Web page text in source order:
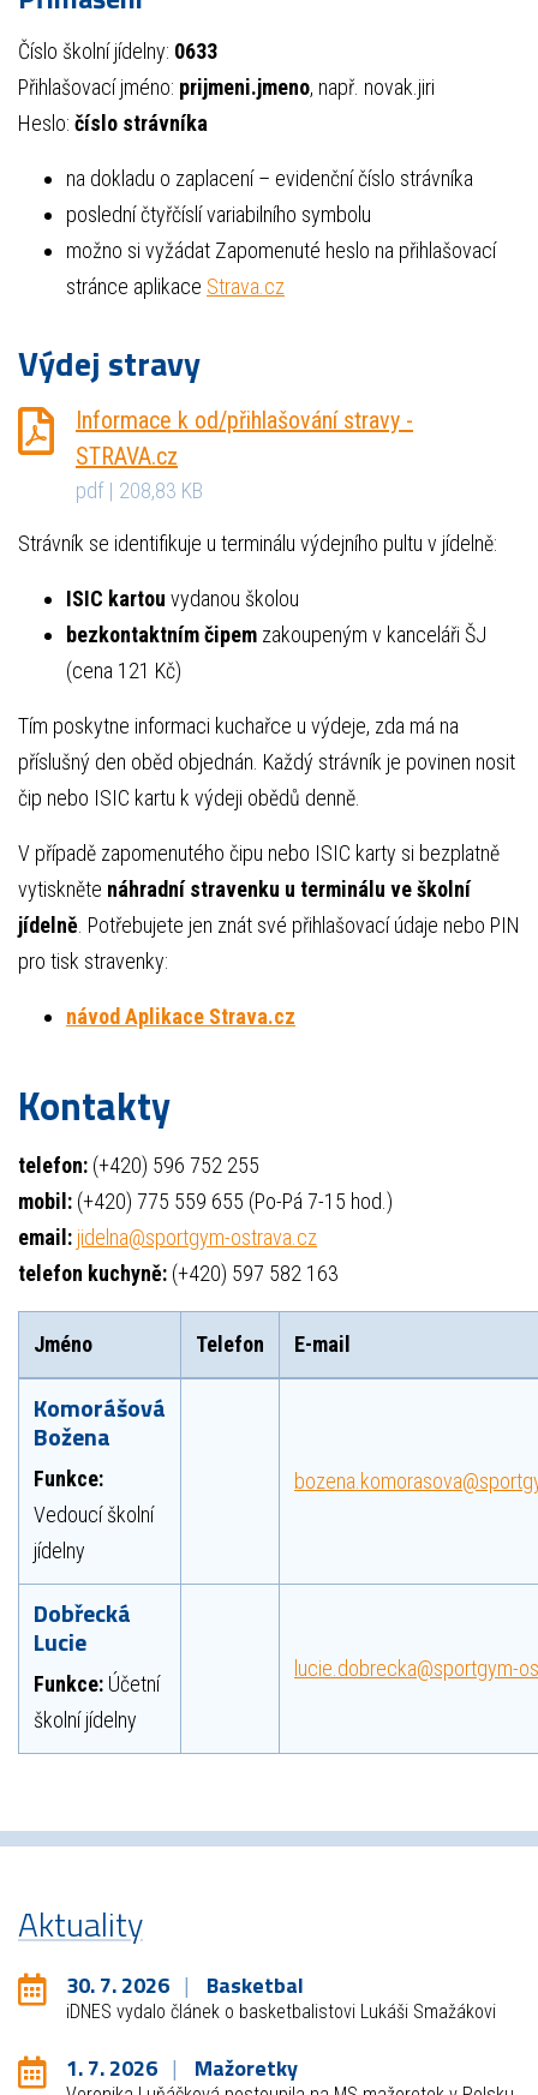
Číslo školní jídelny: 0633
Přihlašovací jméno: prijmeni.jmeno, např. novak.jiri
Heslo: číslo strávníka
na dokladu o zaplacení – evidenční číslo strávníka
poslední čtyřčíslí variabilního symbolu
možno si vyžádat Zapomenuté heslo na přihlašovací
stránce aplikace Strava.cz
Výdej stravy
Informace k od/přihlašování stravy -
STRAVA.cz
pdf | 208,83 KB
Strávník se identifikuje u terminálu výdejního pultu v jídelně:
ISIC kartou vydanou školou
bezkontaktním čipem zakoupeným v kanceláři ŠJ
(cena 121 Kč)
Tím poskytne informaci kuchařce u výdeje, zda má na
příslušný den oběd objednán. Každý strávník je povinen nosit
čip nebo ISIC kartu k výdeji obědů denně.
V případě zapomenutého čipu nebo ISIC karty si bezplatně
vytiskněte náhradní stravenku u terminálu ve školní
jídelně. Potřebujete jen znát své přihlašovací údaje nebo PIN
pro tisk stravenky:
návod Aplikace Strava.cz
Kontakty
telefon: (+420) 596 752 255
mobil: (+420) 775 559 655 (Po-Pá 7-15 hod.)
email: jidelna@sportgym-ostrava.cz
telefon kuchyně: (+420) 597 582 163
Jméno Telefon E-mail
Komorášová
Božena
Funkce:
Vedoucí školní
jídelny
Dobřecká
Lucie
Funkce: Účetní
školní jídelny
lucie.dobrecka@sportgym-
Aktuality
30. 7. 2026 Basketbal
iDNES vydalo článek o basketbalistovi Lukáši Smažákovi
1. 7. 2026 Mažoretky